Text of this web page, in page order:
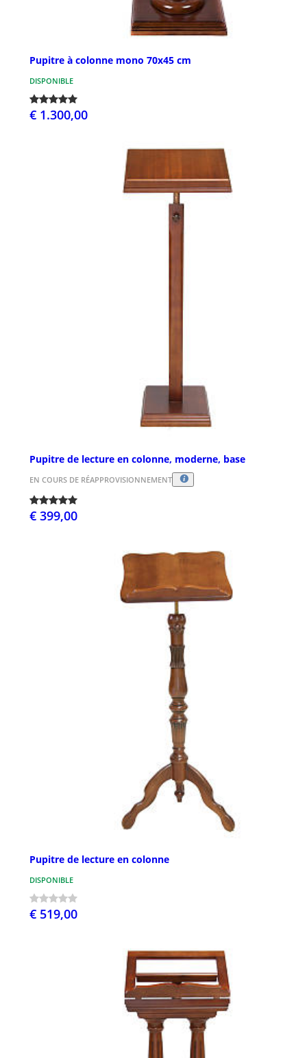
Pupitre à colonne mono 70x45 cm
DISPONIBLE
€ 1.300,00
Pupitre de lecture en colonne, moderne, base
EN COURS DE RÉAPPROVISIONNEMENT
€ 399,00
Pupitre de lecture en colonne
DISPONIBLE
€ 519,00